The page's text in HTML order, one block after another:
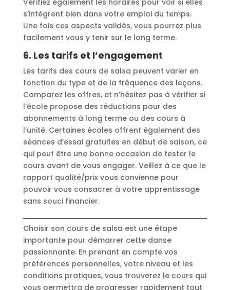
s’intègrent bien dans votre emploi du temps.
Une fois ces aspects validés, vous pourrez plus
facilement vous y tenir sur le long terme.
6. Les tarifs et l’engagement
Les tarifs des cours de salsa peuvent varier en
fonction du type et de la fréquence des leçons.
Comparez les offres, et n’hésitez pas à vérifier si
l’école propose des réductions pour des
abonnements à long terme ou des cours à
l’unité. Certaines écoles offrent également des
séances d’essai gratuites en début de saison, ce
qui peut être une bonne occasion de tester le
cours avant de vous engager. Veillez à ce que le
rapport qualité/prix vous convienne pour
pouvoir vous consacrer à votre apprentissage
sans souci financier.
Choisir son cours de salsa est une étape
importante pour démarrer cette danse
passionnante. En prenant en compte vos
préférences personnelles, votre niveau et les
conditions pratiques, vous trouverez le cours qui
vous permettra de progresser rapidement tout